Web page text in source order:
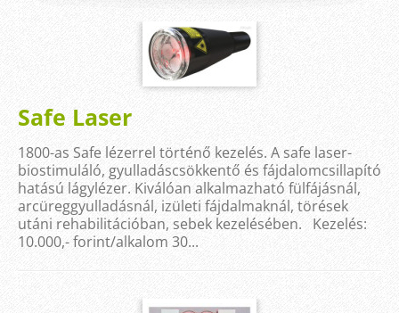
Safe Laser
1800-as Safe lézerrel történő kezelés. A safe laser-
biostimuláló, gyulladáscsökkentő és fájdalomcsillapító
hatású lágylézer. Kiválóan alkalmazható fülfájásnál,
arcüreggyulladásnál, izületi fájdalmaknál, törések
utáni rehabilitációban, sebek kezelésében. Kezelés:
10.000,- forint/alkalom 30...